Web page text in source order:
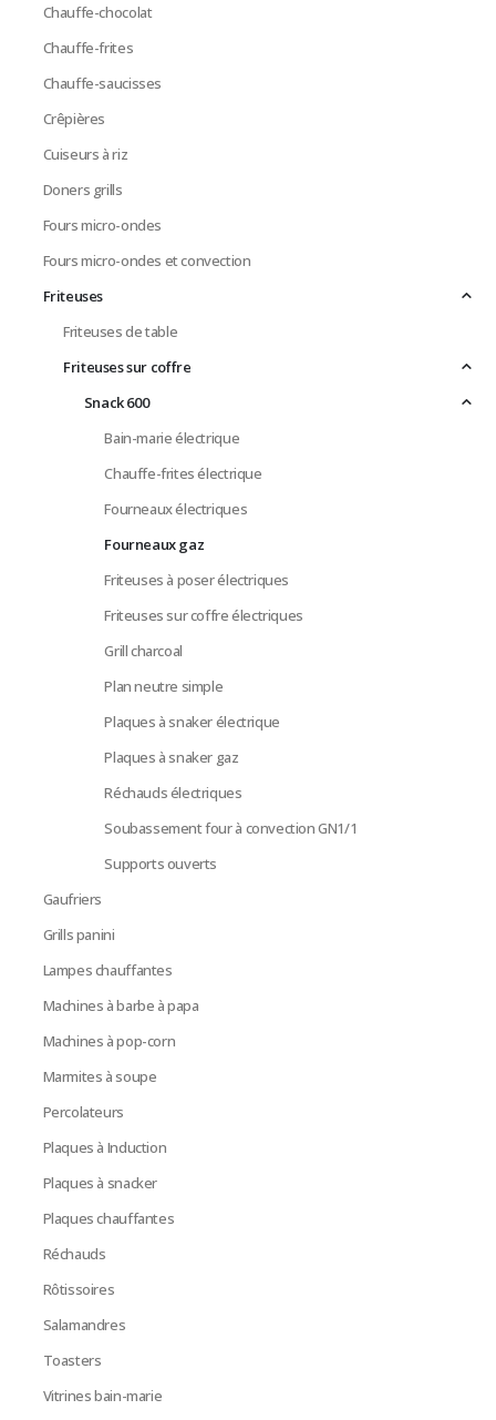
Chauffe-chocolat
Chauffe-frites
Chauffe-saucisses
Crêpières
Cuiseurs à riz
Doners grills
Fours micro-ondes
Fours micro-ondes et convection
Friteuses
Friteuses de table
Friteuses sur coffre
Snack 600
Bain-marie électrique
Chauffe-frites électrique
Fourneaux électriques
Fourneaux gaz
Friteuses à poser électriques
Friteuses sur coffre électriques
Grill charcoal
Plan neutre simple
Plaques à snaker électrique
Plaques à snaker gaz
Réchauds électriques
Soubassement four à convection GN1/1
Supports ouverts
Gaufriers
Grills panini
Lampes chauffantes
Machines à barbe à papa
Machines à pop-corn
Marmites à soupe
Percolateurs
Plaques à Induction
Plaques à snacker
Plaques chauffantes
Réchauds
Rôtissoires
Salamandres
Toasters
Vitrines bain-marie